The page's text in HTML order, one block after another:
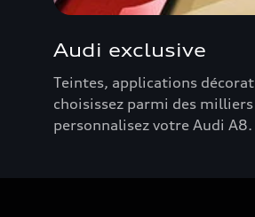
Audi exclusive
Teintes, applications
choisissez parmi des
personnalisez votre Audi A8.